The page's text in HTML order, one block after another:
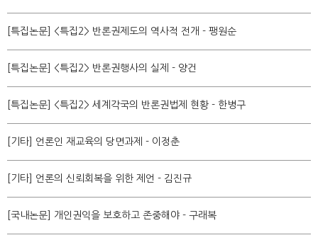
[특집논문] <특집2> 반론권제도의 역사적 전개 - 팽원순
[특집논문] <특집2> 반론권행사의 실제 - 양건
[특집논문] <특집2> 세계각국의 반론권법제 현황 - 한병구
[기타] 언론인 재교육의 당면과제 - 이정춘
[기타] 언론의 신뢰회복을 위한 제언 - 김진규
[국내논문] 개인권익을 보호하고 존중해야 - 구래복